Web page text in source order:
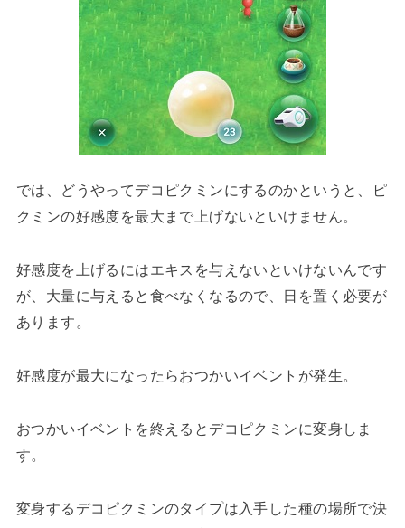
では、どうやってデコピクミンにするのかというと、ピ
クミンの好感度を最大まで上げないといけません。
好感度を上げるにはエキスを与えないといけないんです
が、大量に与えると食べなくなるので、日を置く必要が
あります。
好感度が最大になったらおつかいイベントが発生。
おつかいイベントを終えるとデコピクミンに変身しま
す。
変身するデコピクミンのタイプは入手した種の場所で決